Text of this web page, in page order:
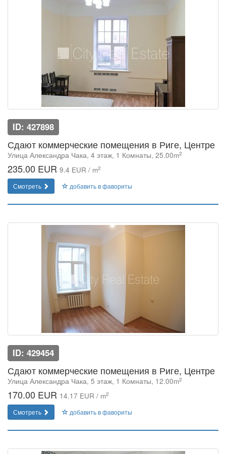
ID: 427898
Сдают коммерческие помещения в Риге, Центре
Улица Александра Чака, 4 этаж, 1 Комнаты, 25.00m2
235.00 EUR 9.4 EUR / m2
Смотреть добавить в фавориты
ID: 429454
Сдают коммерческие помещения в Риге, Центре
Улица Александра Чака, 5 этаж, 1 Комнаты, 12.00m2
170.00 EUR 14.17 EUR / m2
Смотреть добавить в фавориты